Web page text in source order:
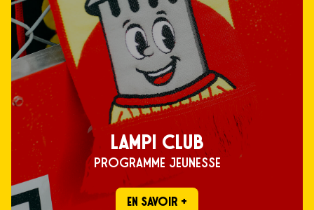
LAMPI CLUB
PROGRAMME JEUNESSE
EN SAVOIR +